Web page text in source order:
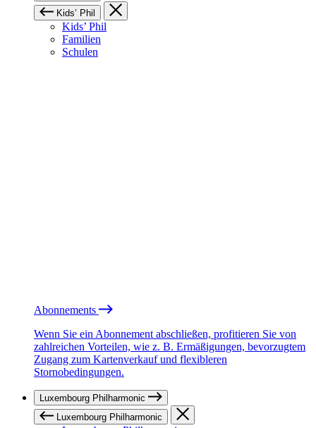
Kids’ Phil
Kids’ Phil
Familien
Schulen
Abonnements
Wenn Sie ein Abonnement abschließen, profitieren Sie von
zahlreichen Vorteilen, wie z. B. Ermäßigungen, bevorzugtem
Zugang zum Kartenverkauf und flexibleren
Stornobedingungen.
Luxembourg Philharmonic
Luxembourg Philharmonic